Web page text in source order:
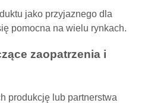
jako przyjaznego dla
pomocna na wielu rynkach.
zaopatrzenia i
produkcję lub partnerstwa